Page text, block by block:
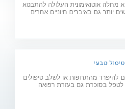
מחלה אוטואימונית העלולה להתבטא
יותר גם באיברים חיוניים אחרים
לסל הבריאות בשנים
למחלה (10.5)
להיפרד מהתרופות או לשלב טיפולים
לטפל בסוכרת גם בעזרת רפואה